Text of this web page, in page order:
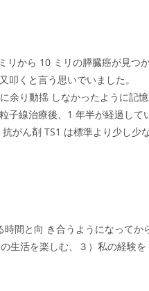
リから 10 ミリの膵臓癌が見つ
くと言う思いでいました。
余り動揺 しなかったように記憶
子線治療後、1 年半が経過して
がん剤 TS1 は標準より少し少
間と向 き合うようになってか
生活を楽しむ、３）私の経験を